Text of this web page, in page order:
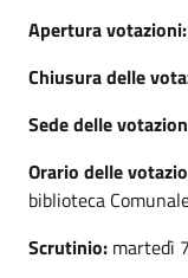
Apertura votazioni:
Chiusura delle
Sede delle
Orario delle
biblioteca
Scrutinio: martedì